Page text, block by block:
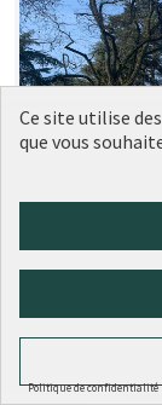
41 - Des
grilles des
Ce site utilise
que vous
Politique de confidentialité